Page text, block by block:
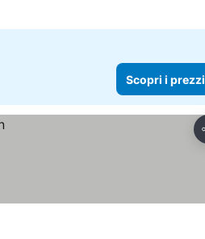
Scopri i prezzi